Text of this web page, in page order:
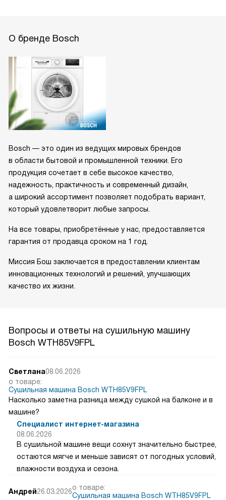
О бренде Bosch
Bosch — это один из ведущих мировых брендов
в области бытовой и промышленной техники. Его
продукция сочетает в себе высокое качество,
надежность, практичность и современный дизайн,
а широкий ассортимент позволяет подобрать вариант,
который удовлетворит любые запросы.
На все товары, приобретённые у нас, предоставляется
гарантия от продавца сроком на 1 год.
Миссия Бош заключается в предоставлении клиентам
инновационных технологий и решений, улучшающих
качество их жизни.
Вопросы и ответы на сушильную машину
Bosch WTH85V9FPL
Светлана08.06.2026
о товаре:
Сушильная машина Bosch WTH85V9FPL
Насколько заметна разница между сушкой на балконе и в
машине?
Специалист интернет-магазина
08.06.2026
В сушильной машине вещи сохнут значительно быстрее,
остаются мягче и меньше зависят от погодных условий,
влажности воздуха и сезона.
Андрей26.03.2026о товаре:
Сушильная машина Bosch WTH85V9FPL